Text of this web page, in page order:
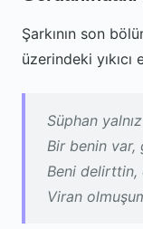
Şarkının son
üzerindeki yıkıcı
Süphan
Bir benin var,
Beni delirttin,
Viran